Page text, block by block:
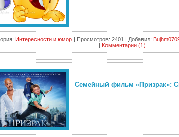
Интересности и юмор | Просмотров: 2401 | Добавил:
| Комментарии (1)
Семейный фильм «Призрак»: